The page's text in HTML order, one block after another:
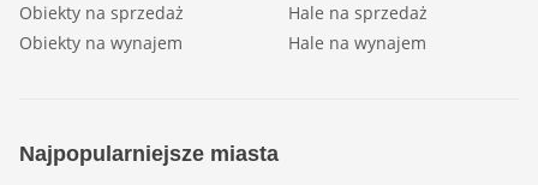
Obiekty na sprzedaż
Obiekty na wynajem
Hale na sprzedaż
Hale na wynajem
Najpopularniejsze miasta